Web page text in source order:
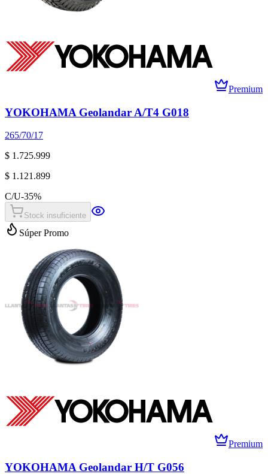
Premium
YOKOHAMA Geolandar A/T4 G018
265/70/17
$ 1.725.999
$ 1.121.899
C/U-35%
Stock insuficiente
Súper Promo
Premium
YOKOHAMA Geolandar H/T G056